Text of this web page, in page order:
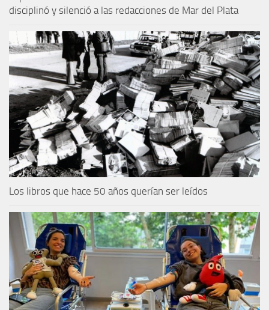
disciplinó y silenció a las redacciones de Mar del Plata
Los libros que hace 50 años querían ser leídos